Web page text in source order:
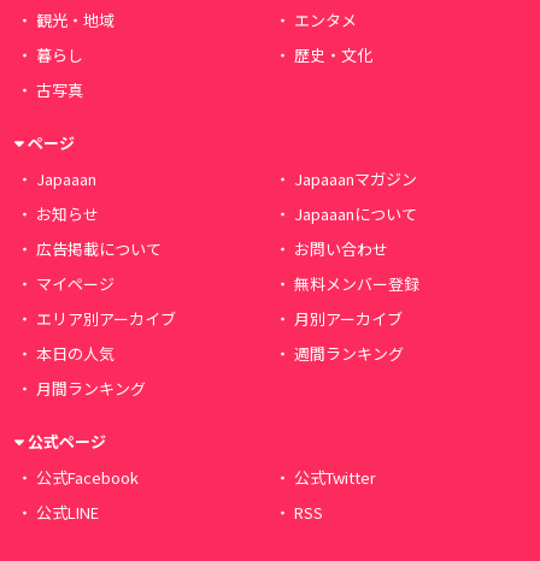
観光・地域
エンタメ
暮らし
歴史・文化
古写真
ページ
Japaaan
Japaaanマガジン
お知らせ
Japaaanについて
広告掲載について
お問い合わせ
マイページ
無料メンバー登録
エリア別アーカイブ
月別アーカイブ
本日の人気
週間ランキング
月間ランキング
公式ページ
公式Facebook
公式Twitter
公式LINE
RSS